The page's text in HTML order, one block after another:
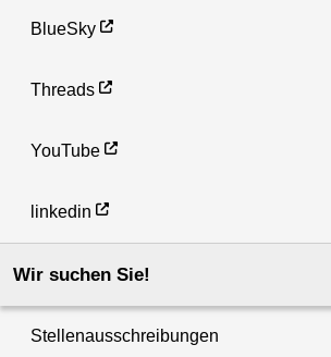
BlueSky
Threads
YouTube
linkedin
Wir suchen Sie!
Stellenausschreibungen